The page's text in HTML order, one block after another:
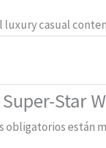
casual
Star
obligatorios están